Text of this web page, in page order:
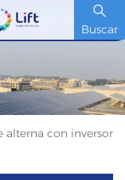
Buscar
De Stock : 600153.SH
alterna con inversor